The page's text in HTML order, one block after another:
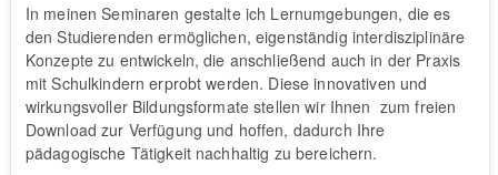
In meinen Seminaren gestalte ich Lernumgebungen, die es
den Studierenden ermöglichen, eigenständig interdisziplinäre
Konzepte zu entwickeln, die anschließend auch in der Praxis
mit Schulkindern erprobt werden. Diese innovativen und
wirkungsvoller Bildungsformate stellen wir Ihnen zum freien
Download zur Verfügung und hoffen, dadurch Ihre
pädagogische Tätigkeit nachhaltig zu bereichern.